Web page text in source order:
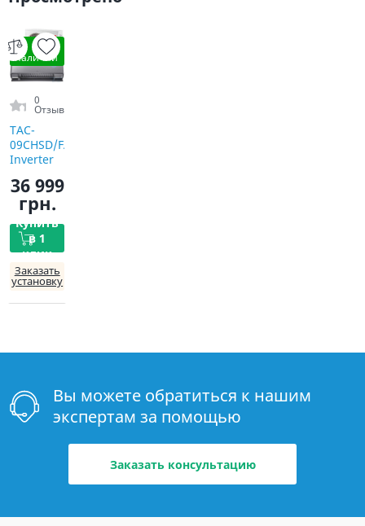
В
наличии
0
Отзыв
TAC-
09CHSD/FAI
Inverter
36 999
грн.
Купить
в 1
клик
Заказать
установку
Вы можете обратиться к нашим
экспертам за помощью
Заказать консультацию